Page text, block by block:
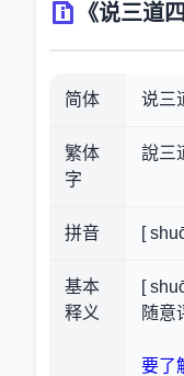
《说三道
简体 说三
繁体
字
說三
拼音 [
基本
释义
[
随意
要了